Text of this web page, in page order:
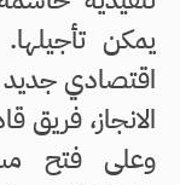
يمكن
اقتصادي جديد
الانجاز، فريق
وعلى فتح